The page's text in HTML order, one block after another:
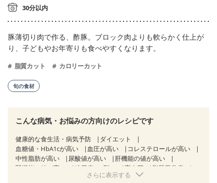
30分以内
豚薄切り肉で作る、酢豚。ブロック肉よりも軟らかく仕上が
り、子どもやお年寄りも食べやすくなります。
脂質カット カロリーカット
旬の食材
こんな病気・お悩みの方向けのレシピです
健康的な食生活・病気予防
ダイエット
血糖値・HbA1cが高い
血圧が高い
コレステロールが高い
中性脂肪が高い
尿酸値が高い
肝機能の値が高い
腎機能の値が高い
糖尿病（2型） 高血圧
脂質異常症
狭心症 心筋梗塞
さらに表示する